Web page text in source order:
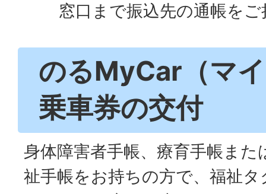
窓口まで振込先の通帳を
のるMyCar（マ
乗車券の交付
身体障害者手帳、療育手帳また
祉手帳をお持ちの方で、福祉